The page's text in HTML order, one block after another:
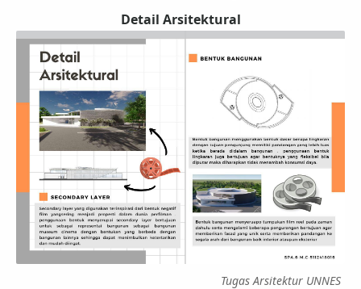
Detail Arsitektural
Tugas Arsitektur UNNES